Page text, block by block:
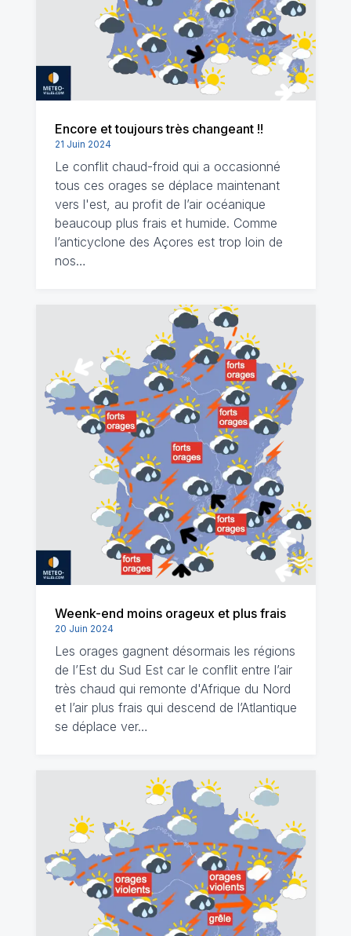
Encore et toujours très changeant !!
21 Juin 2024
Le conflit chaud-froid qui a occasionné
tous ces orages se déplace maintenant
vers l'est, au profit de l’air océanique
beaucoup plus frais et humide. Comme
l’anticyclone des Açores est trop loin de
nos…
Weenk-end moins orageux et plus frais
20 Juin 2024
Les orages gagnent désormais les régions
de l’Est du Sud Est car le conflit entre l’air
très chaud qui remonte d'Afrique du Nord
et l’air plus frais qui descend de l’Atlantique
se déplace ver…